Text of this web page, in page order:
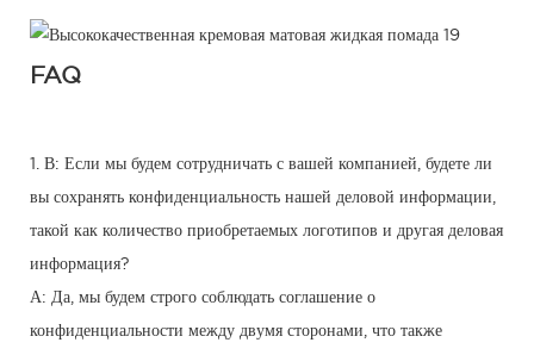
FAQ
1. В: Если мы будем сотрудничать с вашей компанией, будете ли
вы сохранять конфиденциальность нашей деловой информации,
такой как количество приобретаемых логотипов и другая деловая
информация?
А: Да, мы будем строго соблюдать соглашение о
конфиденциальности между двумя сторонами, что также